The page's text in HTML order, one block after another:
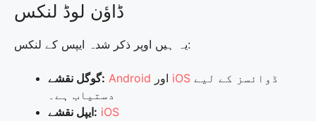
ڈاؤن لوڈ لنکس
یہ ہیں اوپر ذکر شدہ ایپس کے لنکس:
گوگل نقشے: Android iOS
دستیاب ہے۔
ایپل نقشے: iOS